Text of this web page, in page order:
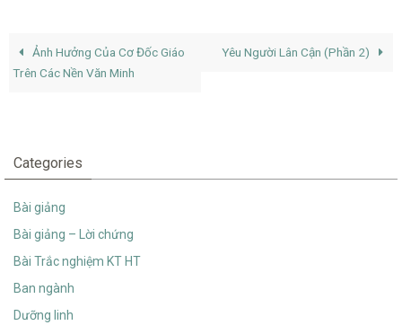
Ảnh Hưởng Của Cơ Đốc Giáo
Trên Các Nền Văn Minh
Yêu Người Lân Cận (Phần 2)
Categories
Bài giảng
Bài giảng – Lời chứng
Bài Trắc nghiệm KT HT
Ban ngành
Dưỡng linh